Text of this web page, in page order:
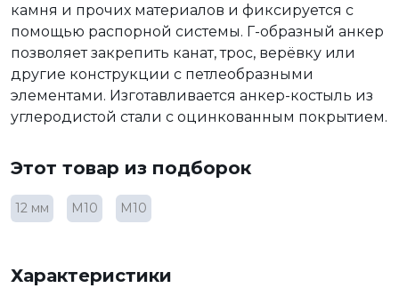
камня и прочих материалов и фиксируется с
помощью распорной системы. Г-образный анкер
позволяет закрепить канат, трос, верёвку или
другие конструкции с петлеобразными
элементами. Изготавливается анкер-костыль из
углеродистой стали с оцинкованным покрытием.
Этот товар из подборок
12 мм М10 М10
Характеристики